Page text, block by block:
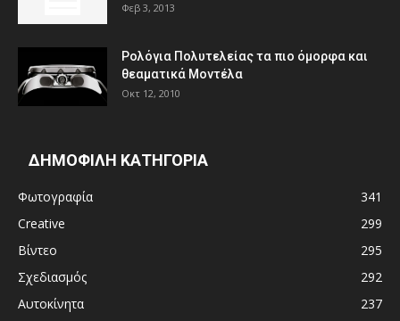
Φεβ 3, 2013
Ρολόγια Πολυτελείας τα πιο όμορφα και
θεαματικά Μοντέλα
Οκτ 12, 2010
ΔΗΜΟΦΙΛΗ ΚΑΤΗΓΟΡΙΑ
Φωτογραφία
341
Creative
299
Βίντεο
295
Σχεδιασμός
292
Αυτοκίνητα
237